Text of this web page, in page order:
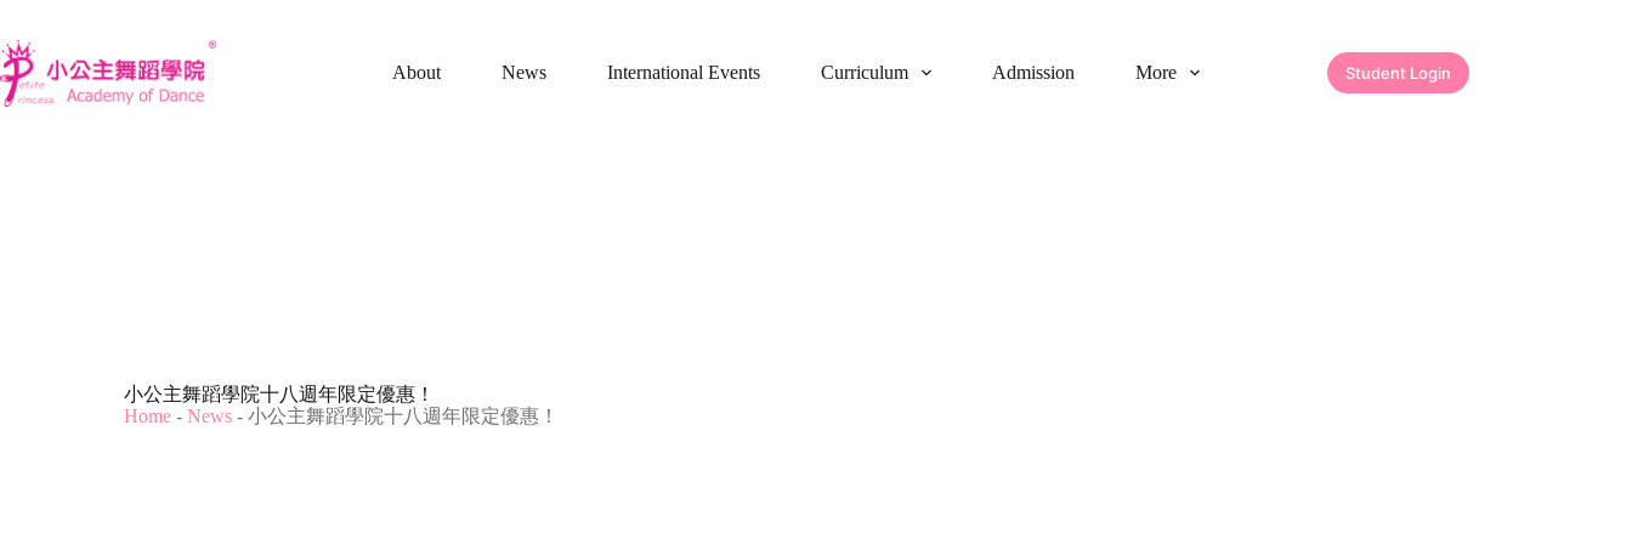
至
主
要
About News International Events Curriculum Admission More Student Login
小公主舞蹈學院十八週年限定優惠！
Home - News - 小公主舞蹈學院十八週年限定優惠！